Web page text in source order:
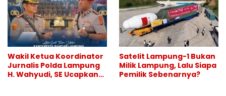
Wakil Ketua Koordinator
Jurnalis Polda Lampung
H. Wahyudi, SE Ucapkan
Satelit Lampung-1 Bukan
Milik Lampung, Lalu Siapa
Pemilik Sebenarnya?